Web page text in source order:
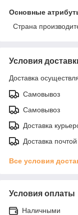
Основные
Страна
Условия
Доставка
Самовывоз
Самовывоз
Доставка
Доставка почтой
Все условия
Условия оплаты
Наличными